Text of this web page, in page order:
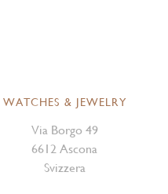
WATCHES & JEWELRY
Via Borgo 49
6612 Ascona
Svizzera